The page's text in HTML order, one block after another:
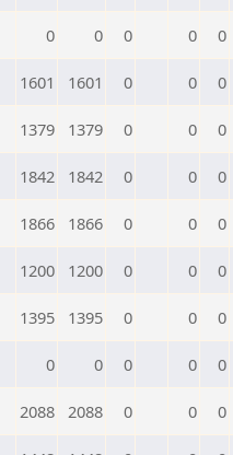
0 0 0 0 0
1601 1601 0 0 0
1379 1379 0 0 0
1842 1842 0 0 0
1866 1866 0 0 0
1200 1200 0 0 0
1395 1395 0 0 0
0 0 0 0 0
2088 2088 0 0 0